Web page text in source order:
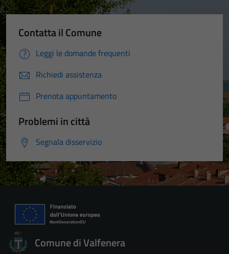
Contatta il Comune
Leggi le domande frequenti
Richiedi assistenza
Prenota appuntamento
Problemi in città
Segnala disservizio
Comune di Valfenera